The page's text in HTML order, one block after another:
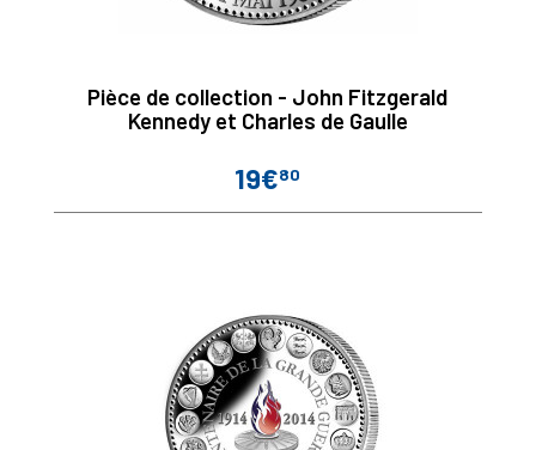
Pièce de collection - John Fitzgerald
Kennedy et Charles de Gaulle
Prix
19€80